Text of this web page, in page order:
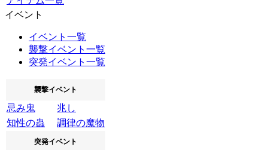
イベント
イベント一覧
襲撃イベント一覧
突発イベント一覧
襲撃イベント
忌み鬼
兆し
知性の蟲
調律の魔物
突発イベント